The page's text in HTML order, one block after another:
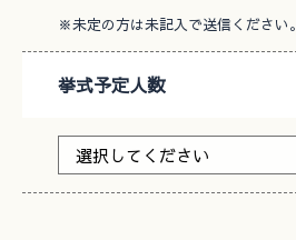
※未定の方は未記入で送信ください。
挙式予定人数